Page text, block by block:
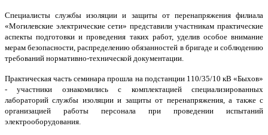
Специалисты службы изоляции и защиты от перенапряжения филиала
«Могилевские электрические сети» представили участникам практические
аспекты подготовки и проведения таких работ, уделив особое внимание
мерам безопасности, распределению обязанностей в бригаде и соблюдению
требований нормативно-технической документации.
Практическая часть семинара прошла на подстанции 110/35/10 кВ «Быхов»
- участники ознакомились с комплектацией специализированных
лабораторий службы изоляции и защиты от перенапряжения, а также с
организацией работы персонала при проведении испытаний
электрооборудования.